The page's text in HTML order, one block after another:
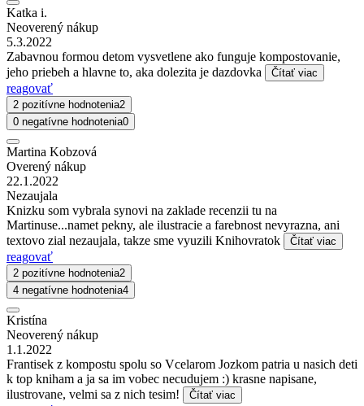
Katka i.
Neoverený nákup
5.3.2022
Zabavnou formou detom vysvetlene ako funguje kompostovanie,
jeho priebeh a hlavne to, aka dolezita je dazdovka
Čítať viac
reagovať
2 pozitívne hodnotenia2
0 negatívne hodnotenia0
Martina Kobzová
Overený nákup
22.1.2022
Nezaujala
Knizku som vybrala synovi na zaklade recenzii tu na
Martinuse...namet pekny, ale ilustracie a farebnost nevyrazna, ani
textovo zial nezaujala, takze sme vyuzili Knihovratok
Čítať viac
reagovať
2 pozitívne hodnotenia2
4 negatívne hodnotenia4
Kristína
Neoverený nákup
1.1.2022
Frantisek z kompostu spolu so Vcelarom Jozkom patria u nasich deti
k top kniham a ja sa im vobec necudujem :) krasne napisane,
ilustrovane, velmi sa z nich tesim!
Čítať viac